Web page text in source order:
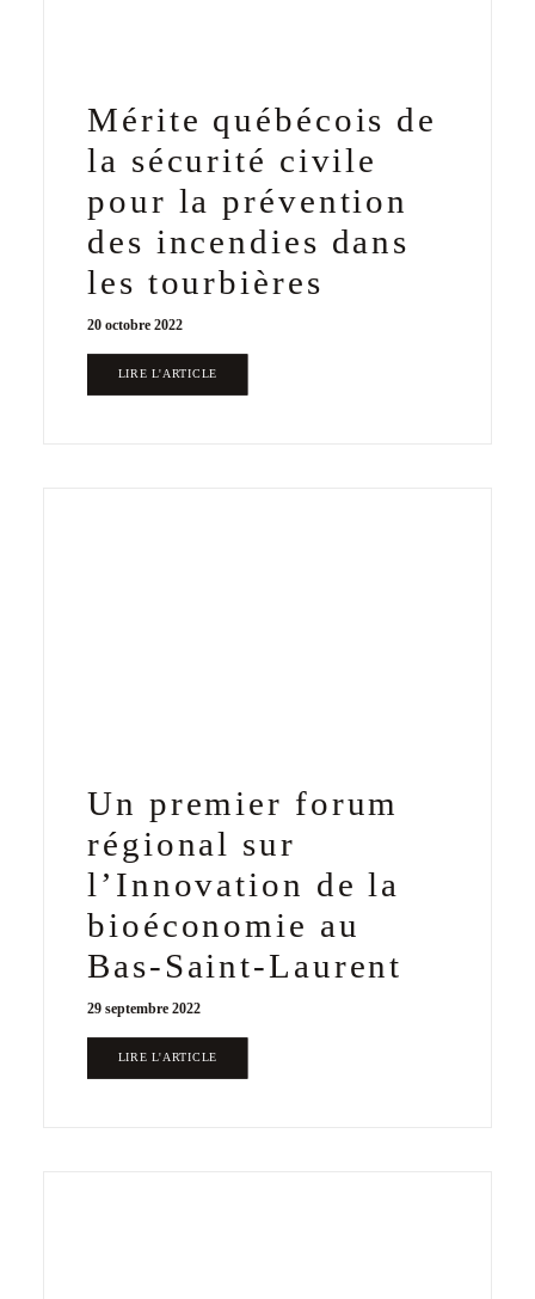
Mérite québécois de
la sécurité civile
pour la prévention
des incendies dans
les tourbières
20 octobre 2022
LIRE L'ARTICLE
Un premier forum
régional sur
l’Innovation de la
bioéconomie au
Bas-Saint-Laurent
29 septembre 2022
LIRE L'ARTICLE